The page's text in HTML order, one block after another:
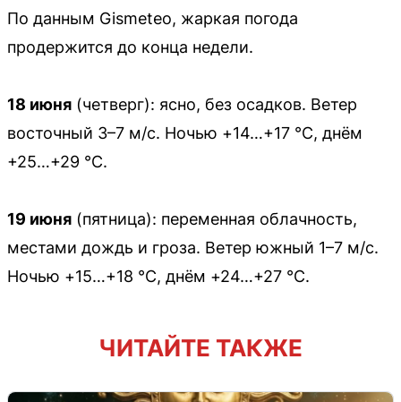
По данным Gismeteo, жаркая погода
продержится до конца недели.
18 июня (четверг): ясно, без осадков. Ветер
восточный 3–7 м/с. Ночью +14…+17 °С, днём
+25…+29 °С.
19 июня (пятница): переменная облачность,
местами дождь и гроза. Ветер южный 1–7 м/с.
Ночью +15…+18 °С, днём +24…+27 °С.
ЧИТАЙТЕ ТАКЖЕ